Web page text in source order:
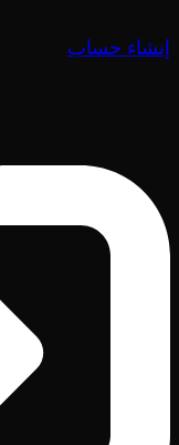
إنشاء حساب